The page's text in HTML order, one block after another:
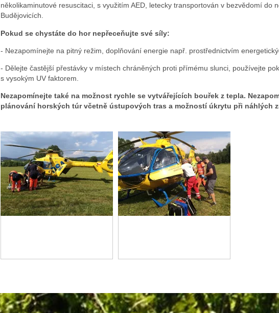
několikaminutové resuscitaci, s využitím AED, letecky transportován v bezvědomí do
Budějovicích.
Pokud se chystáte do hor nepřeceňujte své síly:
- Nezapomínejte na pitný režim, doplňování energie např. prostřednictvím
- Dělejte častější přestávky v místech chráněných proti přímému slunci, používejte
s vysokým UV faktorem.
Nezapomínejte také na možnost rychle se vytvářejících bouřek z tepla.
plánování horských túr včetně ústupových tras a možností úkrytu při náhlých